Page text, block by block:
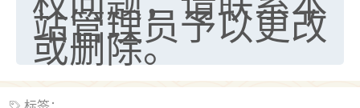
站管理员予以更改
或删除。